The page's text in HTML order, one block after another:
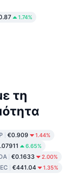
1.74%
τη
€0.909 1.44%
6.65%
€0.1633 2.00%
€441.04 1.35%